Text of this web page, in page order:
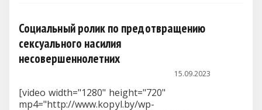
Социальный ролик по предотвращению
сексуального насилия
несовершеннолетних
15.09.2023
[video width="1280" height="720"
mp4="http://www.kopyl.by/wp-